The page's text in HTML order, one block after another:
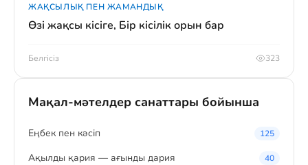
ЖАҚСЫЛЫҚ ПЕН ЖАМАНДЫҚ
Өзі жақсы кісіге, Бір кісілік орын бар
Белгісіз 323
Мақал-мәтелдер санаттары бойынша
Eңбек пен кәсіп 125
Ақылды қария — ағынды дария 40